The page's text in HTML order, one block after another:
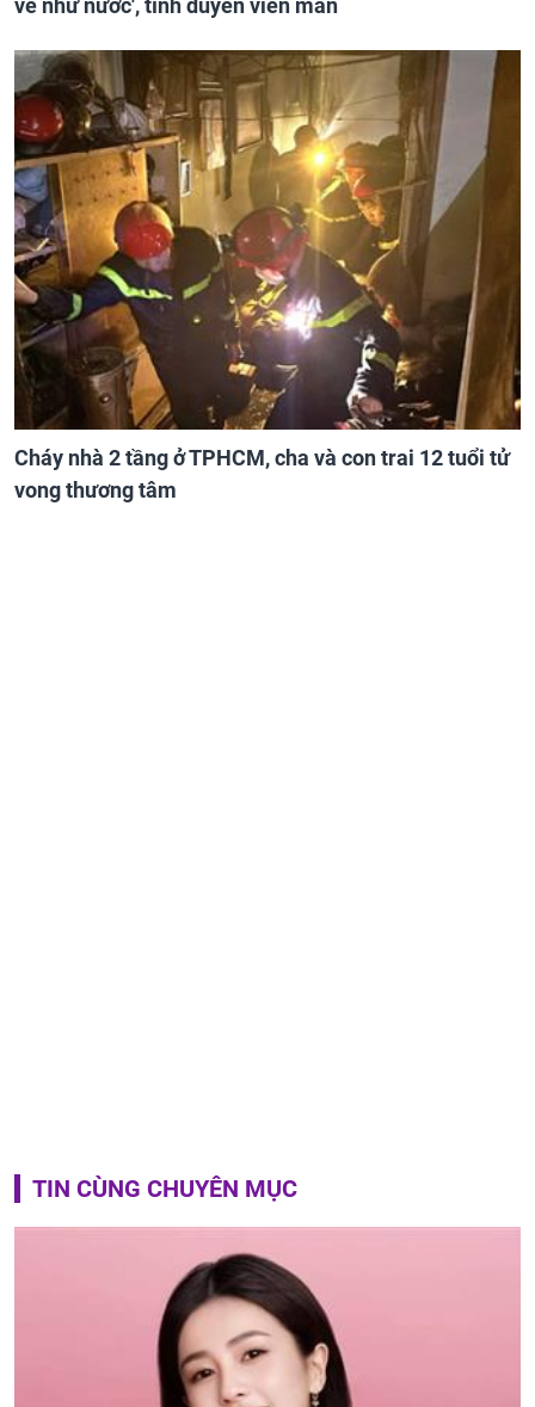
Cháy nhà 2 tầng ở TPHCM, cha và con trai 12 tuổi tử
vong thương tâm
TIN CÙNG CHUYÊN MỤC